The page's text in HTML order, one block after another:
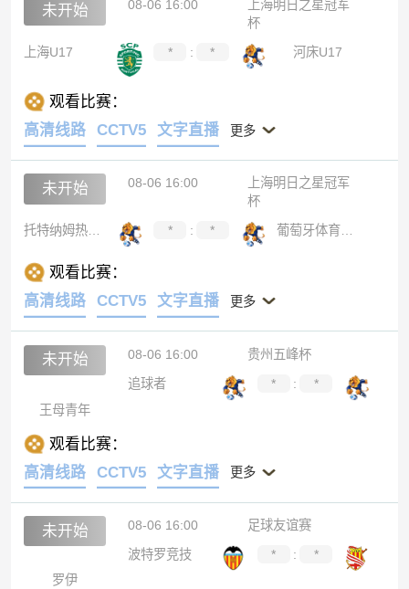
未开始 08-06 16:00
上海明日之星冠军
杯
上海U17
* : * 河床U17
观看比赛：
高清线路
CCTV5 文字直播 更多
未开始 08-06 16:00
上海明日之星冠军
杯
托特纳姆热刺U17
* : * 葡萄牙体育U17
观看比赛：
高清线路
CCTV5 文字直播 更多
未开始 08-06 16:00
贵州五峰杯
追球者
* :
*
王母青年
观看比赛：
高清线路
CCTV5 文字直播 更多
未开始 08-06 16:00
足球友谊赛
波特罗竞技
* :
*
罗伊